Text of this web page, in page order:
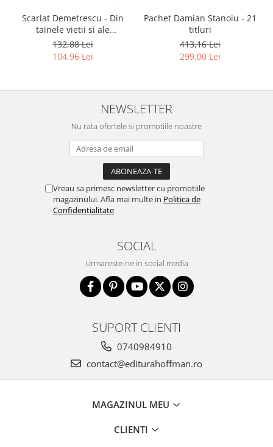
Scarlat Demetrescu - Din
tainele vietii si ale
universului, Volumele I-III +
Viata dincolo de mormant
132,88 Lei
104,96 Lei
Pachet Damian Stanoiu - 21
titluri
413,16 Lei
299,00 Lei
NEWSLETTER
Nu rata ofertele si promotiile noastre
Vreau sa primesc newsletter cu promotiile
magazinului. Afla mai multe in Politica de
Confidentialitate
SOCIAL
Urmareste-ne in social media
SUPORT CLIENTI
0740984910
contact@editurahoffman.ro
MAGAZINUL MEU
CLIENTI